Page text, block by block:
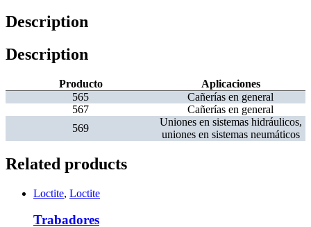
Description
Description
Producto
Aplicaciones
565
Cañerías en general
567
Cañerías en general
569
Uniones en sistemas hidráulicos,
uniones en sistemas neumáticos
Related products
Loctite, Loctite
Trabadores